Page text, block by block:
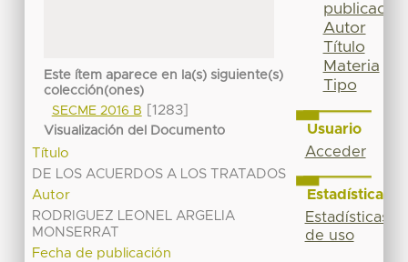
Este ítem aparece en la(s) siguiente(s)
colección(ones)
SECME 2016 B
[1283]
Visualización del Documento
Título
DE LOS ACUERDOS A LOS TRATADOS
Autor
RODRIGUEZ LEONEL ARGELIA
MONSERRAT
Fecha de publicación
publicación
Autor
Título
Materia
Tipo
Usuario
Acceder
Estadísticas
Estadísticas
de uso